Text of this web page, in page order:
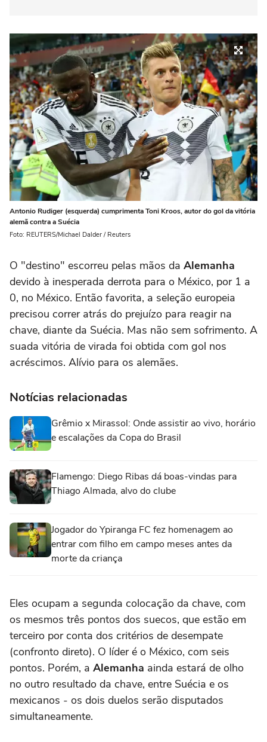
Antonio Rudiger (esquerda) cumprimenta Toni Kroos, autor do gol da vitória
alemã contra a Suécia
Foto: REUTERS/Michael Dalder / Reuters
O "destino" escorreu pelas mãos da Alemanha
devido à inesperada derrota para o México, por 1 a
0, no México. Então favorita, a seleção europeia
precisou correr atrás do prejuízo para reagir na
chave, diante da Suécia. Mas não sem sofrimento. A
suada vitória de virada foi obtida com gol nos
acréscimos. Alívio para os alemães.
Notícias relacionadas
Grêmio x Mirassol: Onde assistir ao vivo, horário
e escalações da Copa do Brasil
Flamengo: Diego Ribas dá boas-vindas para
Thiago Almada, alvo do clube
Jogador do Ypiranga FC fez homenagem ao
entrar com filho em campo meses antes da
morte da criança
Eles ocupam a segunda colocação da chave, com
os mesmos três pontos dos suecos, que estão em
terceiro por conta dos critérios de desempate
(confronto direto). O líder é o México, com seis
pontos. Porém, a Alemanha ainda estará de olho
no outro resultado da chave, entre Suécia e os
mexicanos - os dois duelos serão disputados
simultaneamente.